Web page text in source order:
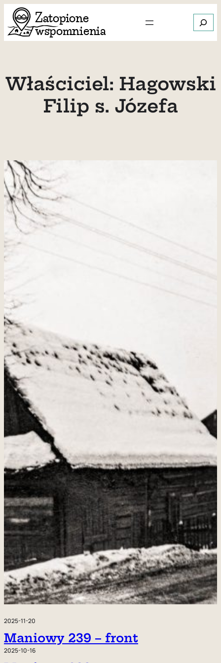
Przejdź
do
treści
Szukaj
Właściciel: Hagowski
Filip s. Józefa
2025-11-20
Maniowy 239 – front
2025-10-16